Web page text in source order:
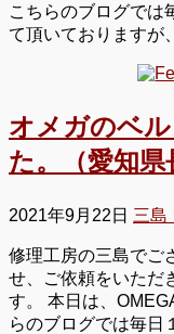
こちらのブログでは
て頂いておりますが
オメガのベ
た。（愛知県
2021年9月22日 三島
修理工房の三島でご
せ、ご依頼をいただ
す。 本日は、
らのブログでは毎日